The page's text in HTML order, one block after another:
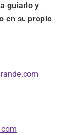
guiarlo y
en su propio